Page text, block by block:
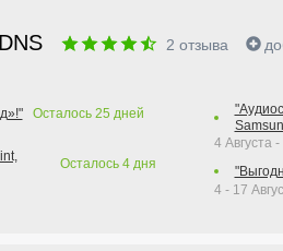
2 отзыва
Осталось 25 дней
Осталось 4дня
4 Августа
4 - 17